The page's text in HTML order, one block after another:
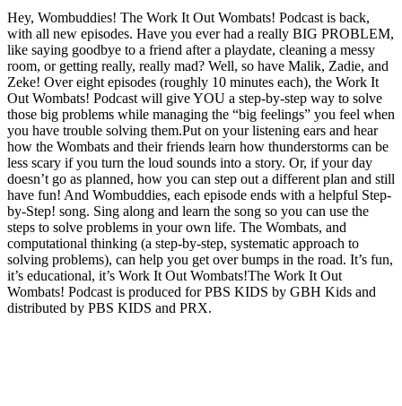
Hey, Wombuddies! The Work It Out Wombats! Podcast is back,
with all new episodes. Have you ever had a really BIG PROBLEM,
like saying goodbye to a friend after a playdate, cleaning a messy
room, or getting really, really mad? Well, so have Malik, Zadie, and
Zeke! Over eight episodes (roughly 10 minutes each), the Work It
Out Wombats! Podcast will give YOU a step-by-step way to solve
those big problems while managing the “big feelings” you feel when
you have trouble solving them.Put on your listening ears and hear
how the Wombats and their friends learn how thunderstorms can be
less scary if you turn the loud sounds into a story. Or, if your day
doesn’t go as planned, how you can step out a different plan and still
have fun! And Wombuddies, each episode ends with a helpful Step-
by-Step! song. Sing along and learn the song so you can use the
steps to solve problems in your own life. The Wombats, and
computational thinking (a step-by-step, systematic approach to
solving problems), can help you get over bumps in the road. It’s fun,
it’s educational, it’s Work It Out Wombats!The Work It Out
Wombats! Podcast is produced for PBS KIDS by GBH Kids and
distributed by PBS KIDS and PRX.